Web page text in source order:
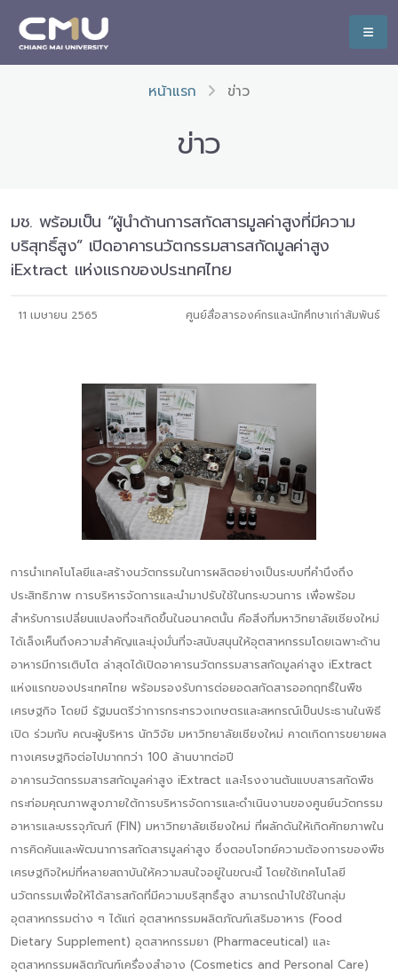
หน้าแรก ข่าว
ข่าว
มช. พร้อมเป็น “ผู้นำด้านการสกัดสารมูลค่าสูงที่มีความ
บริสุทธิ์สูง” เปิดอาคารนวัตกรรมสารสกัดมูลค่าสูง
iExtract แห่งแรกของประเทศไทย
11 เมษายน 2565 ศูนย์สื่อสารองค์กรและนักศึกษาเก่าสัมพันธ์
การนำเทคโนโลยีและสร้างนวัตกรรมในการผลิตอย่างเป็นระบบที่คำนึงถึง
ประสิทธิภาพ การบริหารจัดการและนำมาปรับใช้ในกระบวนการ เพื่อพร้อม
สำหรับการเปลี่ยนแปลงที่จะเกิดขึ้นในอนาคตนั้น คือสิ่งที่มหาวิทยาลัยเชียงใหม่
ได้เล็งเห็นถึงความสำคัญและมุ่งมั่นที่จะสนับสนุนให้อุตสาหกรรมโดยเฉพาะด้าน
อาหารมีการเติบโต ล่าสุดได้เปิดอาคารนวัตกรรมสารสกัดมูลค่าสูง iExtract
แห่งแรกของประเทศไทย พร้อมรองรับการต่อยอดสกัดสารออกฤทธิ์ในพืช
เศรษฐกิจ โดยมี รัฐมนตรีว่าการกระทรวงเกษตรและสหกรณ์เป็นประธานในพิธี
เปิด ร่วมกับ คณะผู้บริหาร นักวิจัย มหาวิทยาลัยเชียงใหม่ คาดเกิดการขยายผล
ทางเศรษฐกิจต่อไปมากกว่า 100 ล้านบาทต่อปี
อาคารนวัตกรรมสารสกัดมูลค่าสูง iExtract และโรงงานต้นแบบสารสกัดพืช
กระท่อมคุณภาพสูงภายใต้การบริหารจัดการและดำเนินงานของศูนย์นวัตกรรม
อาหารและบรรจุภัณฑ์ (FIN) มหาวิทยาลัยเชียงใหม่ ที่ผลักดันให้เกิดศักยภาพใน
การคิดค้นและพัฒนาการสกัดสารมูลค่าสูง ซึ่งตอบโจทย์ความต้องการของพืช
เศรษฐกิจใหม่ที่หลายสถาบันให้ความสนใจอยู่ในขณะนี้ โดยใช้เทคโนโลยี
นวัตกรรมเพื่อให้ได้สารสกัดที่มีความบริสุทธิ์สูง สามารถนำไปใช้ในกลุ่ม
อุตสาหกรรมต่าง ๆ ได้แก่ อุตสาหกรรมผลิตภัณฑ์เสริมอาหาร (Food
Dietary Supplement) อุตสาหกรรมยา (Pharmaceutical) และ
อุตสาหกรรมผลิตภัณฑ์เครื่องสำอาง (Cosmetics and Personal Care)